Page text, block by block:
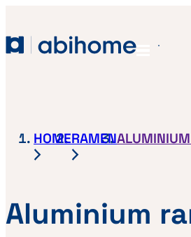
Abihome
HOMERAMEN
Aluminium